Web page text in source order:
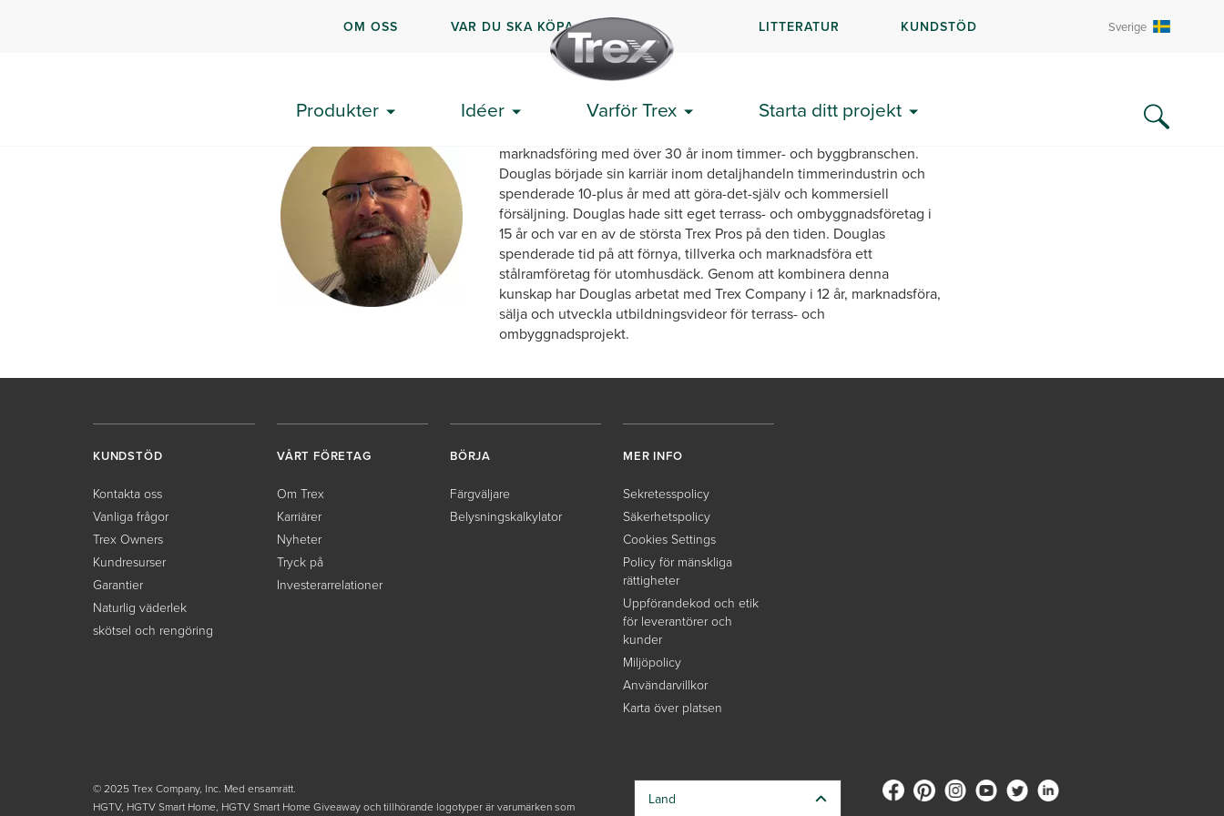
OM OSS VAR DU SKA KÖPA LITTERATUR KUNDSTÖD Sverige
Produkter Idéer Varför Trex Starta ditt projekt
Doug Lind
marknadsföring med över 30 år inom timmer- och byggbranschen.
Douglas började sin karriär inom detaljhandeln timmerindustrin och
spenderade 10-plus år med att göra-det-själv och kommersiell
försäljning. Douglas hade sitt eget terrass- och ombyggnadsföretag i
15 år och var en av de största Trex Pros på den tiden. Douglas
spenderade tid på att förnya, tillverka och marknadsföra ett
stålramföretag för utomhusdäck. Genom att kombinera denna
kunskap har Douglas arbetat med Trex Company i 12 år, marknadsföra,
sälja och utveckla utbildningsvideor för terrass- och
ombyggnadsprojekt.
KUNDSTÖD
Kontakta oss
Vanliga frågor
Trex Owners
Kundresurser
Garantier
Naturlig väderlek
skötsel och rengöring
VÅRT FÖRETAG
Om Trex
Karriärer
Nyheter
Tryck på
Investerarrelationer
BÖRJA
Färgväljare
Belysningskalkylator
MER INFO
Sekretesspolicy
Säkerhetspolicy
Cookies Settings
Policy för mänskliga
rättigheter
Uppförandekod och etik
för leverantörer och
kunder
Miljöpolicy
Användarvillkor
Karta över platsen
© 2025 Trex Company, Inc. Med ensamrätt.
HGTV, HGTV Smart Home, HGTV Smart Home Giveaway och tillhörande logotyper är varumärken som
Land